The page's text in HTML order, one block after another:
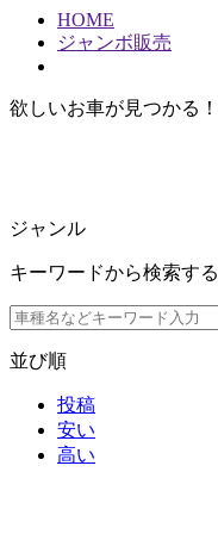
HOME
ジャンボ販売
欲しいお車が見つかる！
ジャンル
キーワードから検索する
並び順
投稿
安い
高い